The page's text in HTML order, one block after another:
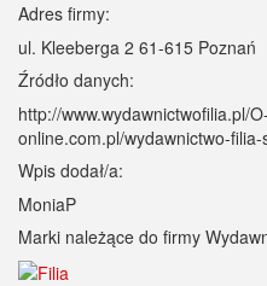
Adres firmy:
ul. Kleeberga 2 61-615 Poznań
Źródło danych:
http://www.wydawnictwofilia.pl/
online.com.pl/wydawnictwo-
Wpis dodał/a:
MoniaP
Marki należące do firmy